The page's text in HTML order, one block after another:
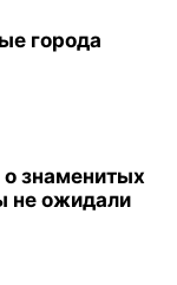
города
знаменитых
не ожидали